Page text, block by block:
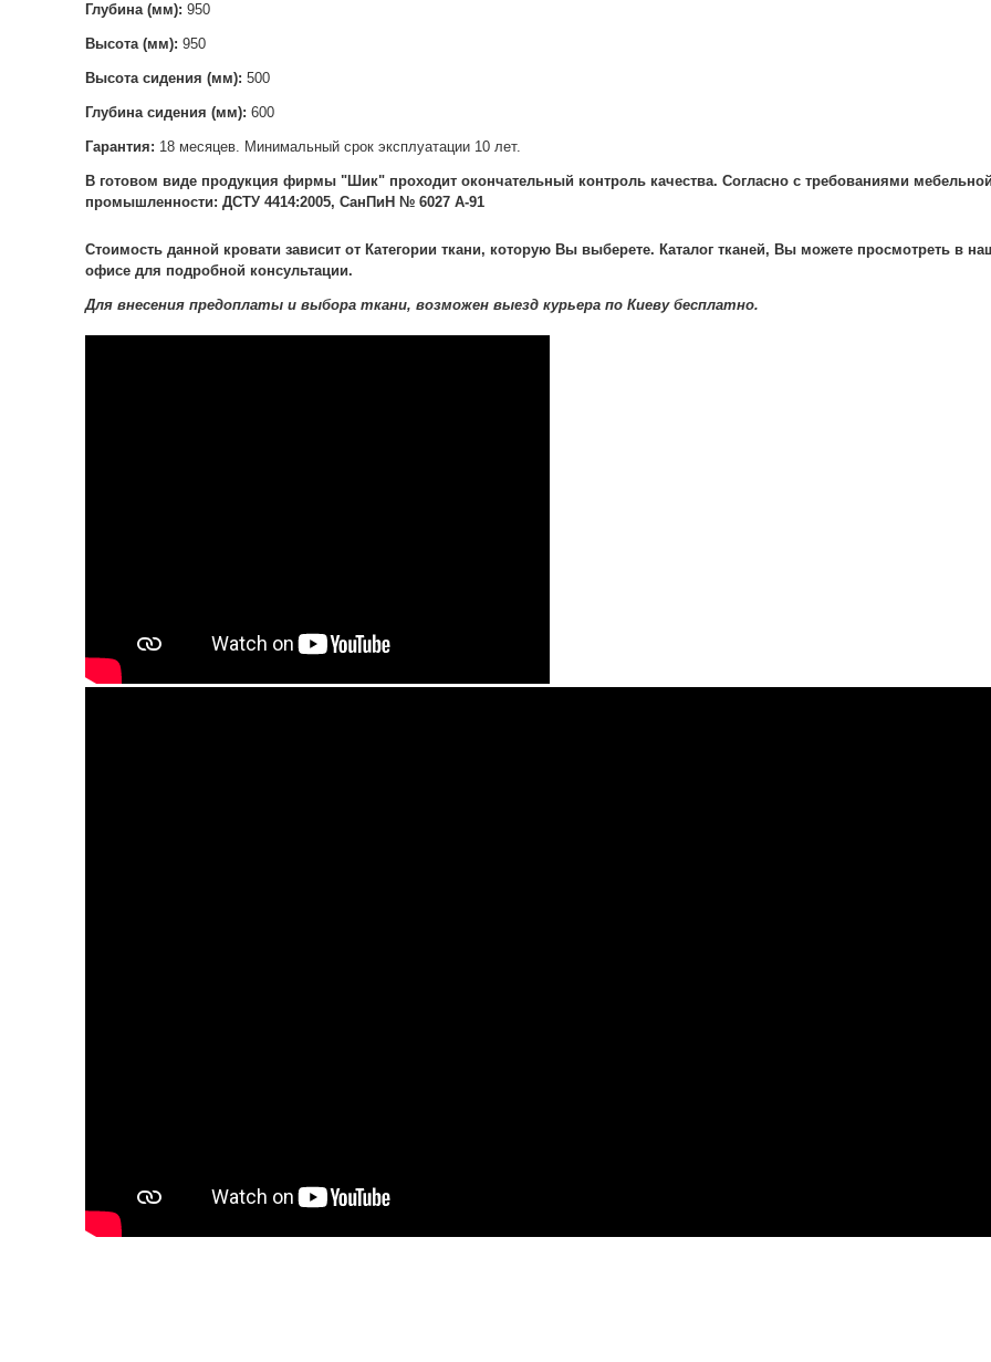
Глубина (мм): 950
Высота (мм): 950
Высота сидения (мм): 500
Глубина сидения (мм): 600
Гарантия: 18 месяцев. Минимальный срок эксплуатации 10 лет.
В готовом виде продукция фирмы "Шик" проходит окончательный контроль качества. Согласно с требованиями мебельной
промышленности: ДСТУ 4414:2005, СанПиН № 6027 А-91
Стоимость данной кровати зависит от Категории ткани, которую Вы выберете. Каталог тканей, Вы можете просмотреть в
офисе для подробной консультации.
Для внесения предоплаты и выбора ткани, возможен выезд курьера по Киеву бесплатно.